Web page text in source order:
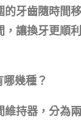
的牙齒隨時間
，讓換牙更順
幾種？
維持器，分為兩